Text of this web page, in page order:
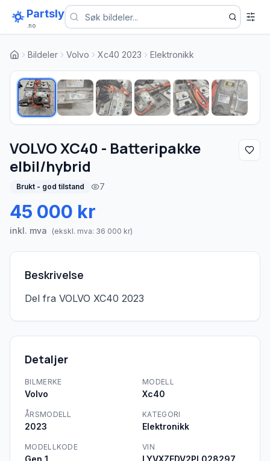
Partsly
.no
Bildeler Volvo Xc40 2023 Elektronikk
VOLVO XC40 - Batteripakke
elbil/hybrid
Brukt - god tilstand 7
45 000 kr
inkl. mva (ekskl. mva: 36 000 kr)
Beskrivelse
Del fra VOLVO XC40 2023
Detaljer
BILMERKE
Volvo
MODELL
Xc40
ÅRSMODELL
2023
KATEGORI
Elektronikk
MODELLKODE
Gen 1
VIN
LYVXZEDV2PL028297